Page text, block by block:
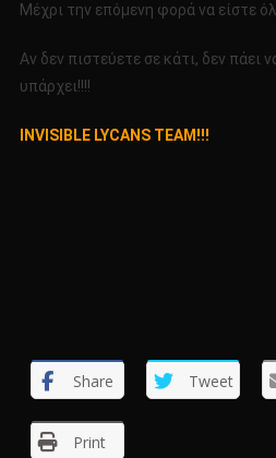
Μέχρι την επόμενη φορά να είστε
Αν δεν πιστεύετε σε κάτι, δεν πάει
υπάρχει!!!!
INVISIBLE LYCANS TEAM!!!
Share Tweet
Print